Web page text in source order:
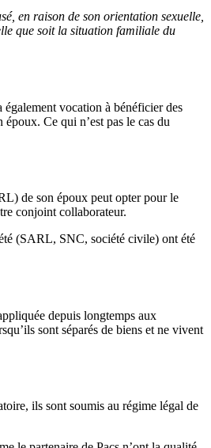
en raison de son orientation sexuelle,
que soit la situation familiale du
vocation à bénéficier des
Ce qui n’est pas le cas du
de son époux peut opter pour le
conjoint collaborateur.
(SARL, SNC, société civile) ont été
depuis longtemps aux
sont séparés de biens et ne vivent
ils sont soumis au régime légal de